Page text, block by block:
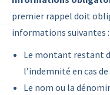
premier rappel doit
informations suivantes :
Le montant restant
l’indemnité en cas
Le nom ou la